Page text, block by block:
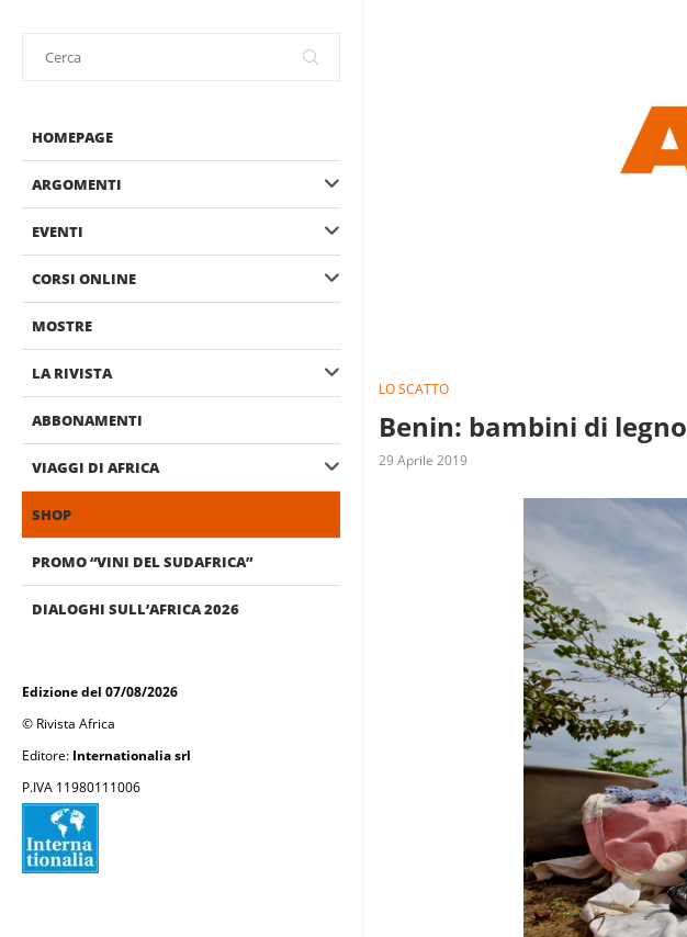
HOMEPAGE
ARGOMENTI
EVENTI
CORSI ONLINE
MOSTRE
LA RIVISTA
ABBONAMENTI
VIAGGI DI AFRICA
SHOP
PROMO “VINI DEL SUDAFRICA”
DIALOGHI SULL’AFRICA 2026
Edizione del 07/08/2026
© Rivista Africa
Editore: Internationalia srl
P.IVA 11980111006
LO SCATTO
Benin: bambini di legno
29 Aprile 2019